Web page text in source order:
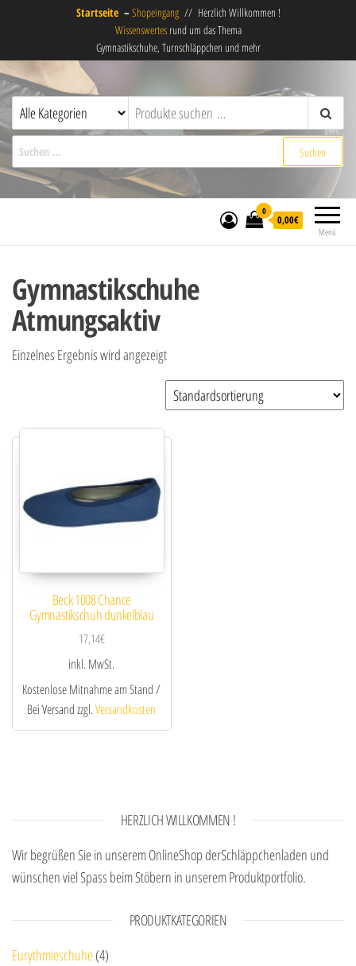
Startseite–Shopeingang// Herzlich Willkommen !
Wissenswertesrund um das Thema
Gymnastikschuhe, Turnschläppchen und mehr
derSchläppchenladen Gymnastikschuhe, Turnschläppchen,
Ballettschuhe und mehr !
Suchen nach:
Menü
0
0,00€
Gymnastikschuhe
Atmungsaktiv
Einzelnes Ergebnis wird angezeigt
Beck 1008 Chance
Gymnastikschuh dunkelblau
17,14€
inkl. MwSt.
Kostenlose Mitnahme am Stand /
Bei Versand zzgl.Versandkosten
HERZLICH WILLKOMMEN !
Wir begrüßen Sie in unserem OnlineShop derSchläppchenladen und
wünschen viel Spass beim Stöbern in unserem Produktportfolio.
PRODUKTKATEGORIEN
Eurythmieschuhe(4)